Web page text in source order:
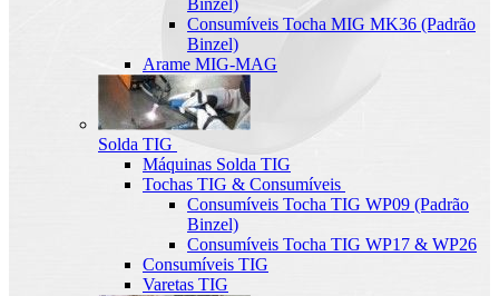
Binzel)
Consumíveis Tocha MIG MK36 (Padrão
Binzel)
Arame MIG-MAG
Solda TIG
Máquinas Solda TIG
Tochas TIG & Consumíveis
Consumíveis Tocha TIG WP09 (Padrão
Binzel)
Consumíveis Tocha TIG WP17 & WP26
Consumíveis TIG
Varetas TIG